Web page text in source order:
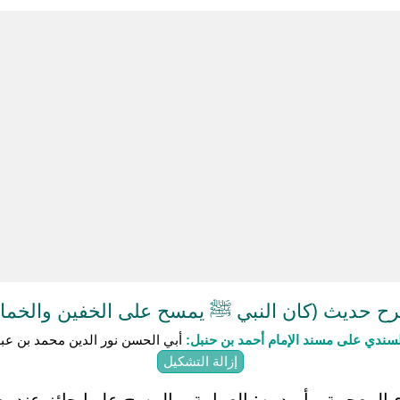
حديث (كان النبي ﷺ يمسح على الخفين
على مسند الإمام أحمد بن حنبل: أبي الحسن نور الدين محمد بن
إزالة التشكيل